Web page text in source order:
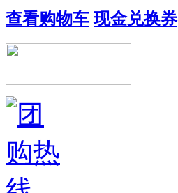
查看购物车 现金兑换券